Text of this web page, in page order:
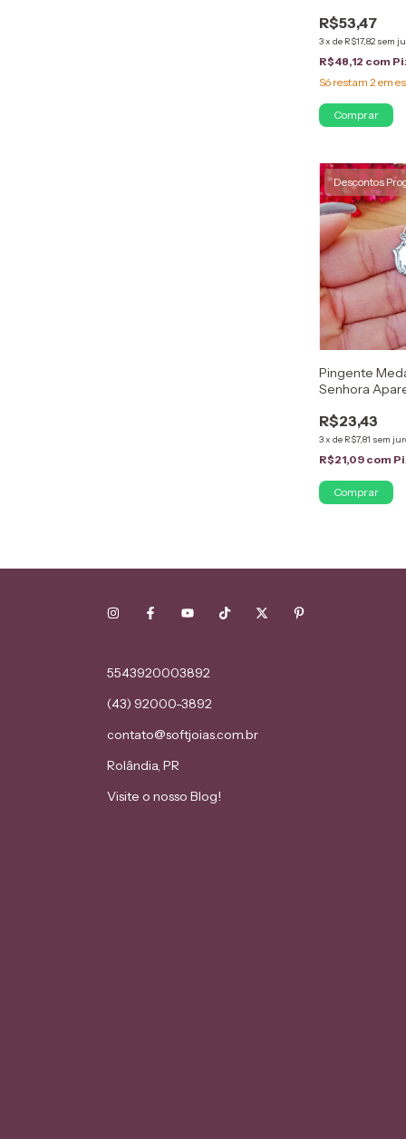
R$53,47
3xde R$17,82 sem
R$48,12 com
Só restam2 em
Descontos
Pingente
Senhora
R$23,43
3xde R$7,81 sem
R$21,09 com
5543920003892
(43) 92000-3892
contato@softjoias.com.br
Rolândia, PR
Visite o nosso Blog!